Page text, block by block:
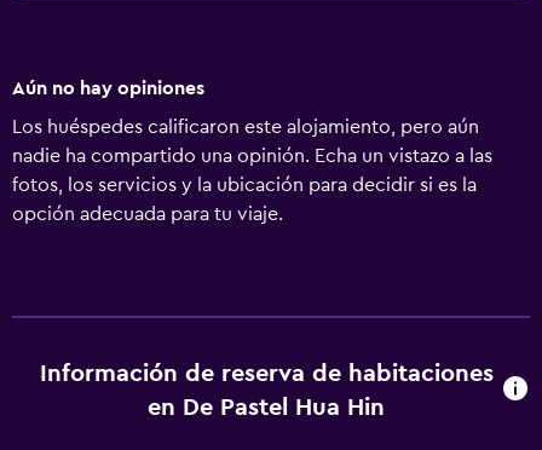
Aún no hay opiniones
Los huéspedes calificaron este alojamiento, pero aún
nadie ha compartido una opinión. Echa un vistazo a las
fotos, los servicios y la ubicación para decidir si es la
opción adecuada para tu viaje.
Información de reserva de habitaciones
en De Pastel Hua Hin